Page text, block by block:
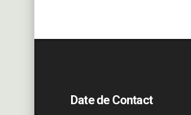
Date de Contact